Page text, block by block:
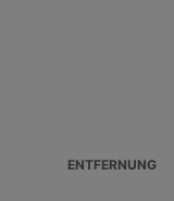
ENTFERNUNG